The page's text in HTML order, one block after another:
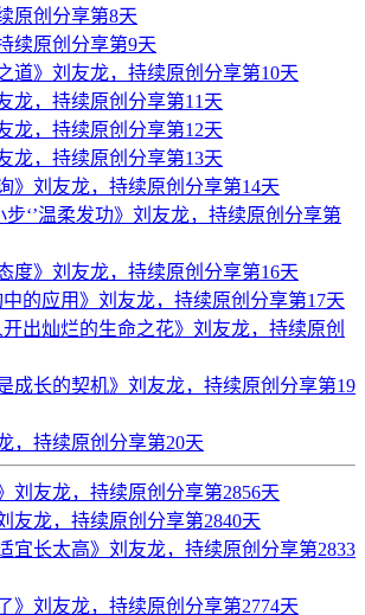
原创分享第8天
续原创分享第9天
道》刘友龙，持续原创分享第10天
龙，持续原创分享第11天
龙，持续原创分享第12天
龙，持续原创分享第13天
》刘友龙，持续原创分享第14天
步‘’温柔发功》刘友龙，持续原创分享第
度》刘友龙，持续原创分享第16天
中的应用》刘友龙，持续原创分享第17天
开出灿烂的生命之花》刘友龙，持续原创
成长的契机》刘友龙，持续原创分享第19
，持续原创分享第20天